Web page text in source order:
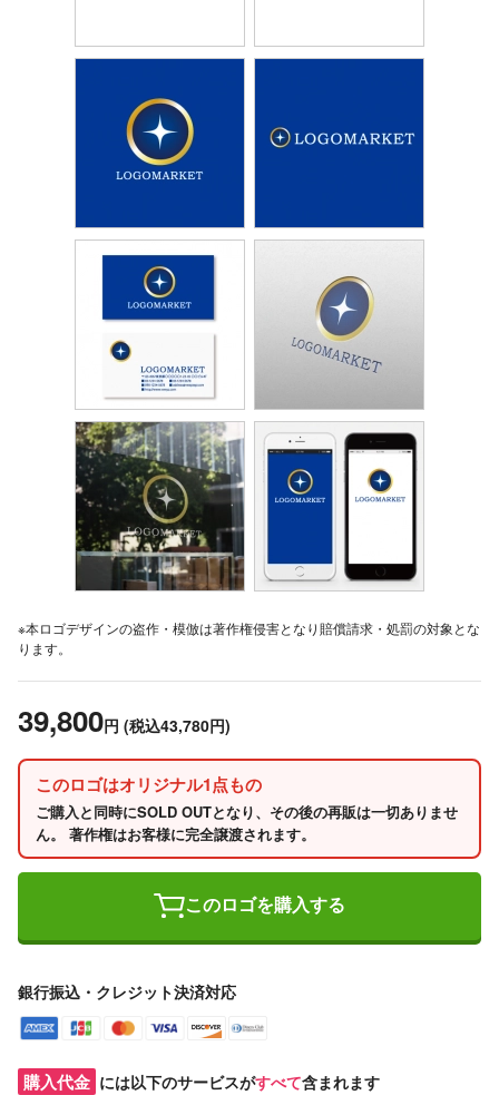
※本ロゴデザインの盗作・模倣は著作権侵害となり賠償請求・処罰の対象とな
ります。
39,800円 (税込43,780円)
このロゴはオリジナル1点もの
ご購入と同時にSOLD OUTとなり、その後の再販は一切ありませ
ん。 著作権はお客様に完全譲渡されます。
このロゴを購入する
銀行振込・クレジット決済対応
購入代金 には以下のサービスがすべて含まれます